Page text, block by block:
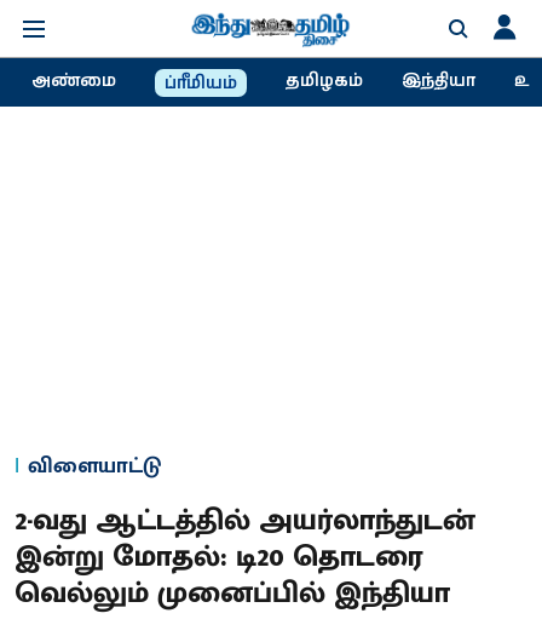
அண்மை ப்ரீமியம் தமிழகம் இந்தியா
விளையாட்டு
2-வது ஆட்டத்தில் அயர்லாந்துடன்
இன்று மோதல்: டி20 தொடரை
வெல்லும் முனைப்பில் இந்தியா